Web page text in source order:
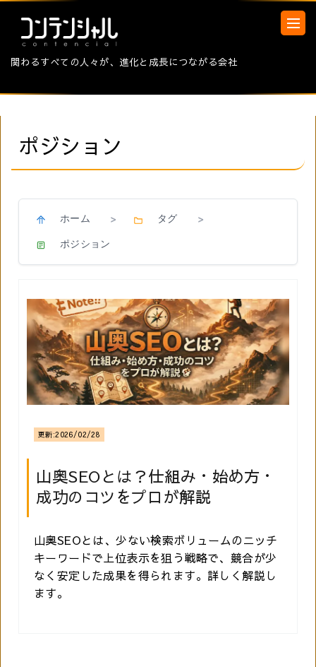
関わるすべての人々が、進化と成長につながる会社
ポジション
ホーム > タグ >
ポジション
山奥SEOとは？仕組み・始め方・
成功のコツをプロが解説
更新:2026/02/28
山奥SEOとは、少ない検索ボリュームのニッチ
キーワードで上位表示を狙う戦略で、競合が少
なく安定した成果を得られます。詳しく解説し
ます。